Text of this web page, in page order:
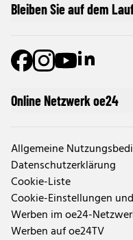
Online Netzwerk oe24
Allgemeine
Datenschutzerklärung
Cookie-Liste
Cookie-Einstellungen
Werben im oe24-
Werben auf oe24TV
Bleiben Sie auf dem